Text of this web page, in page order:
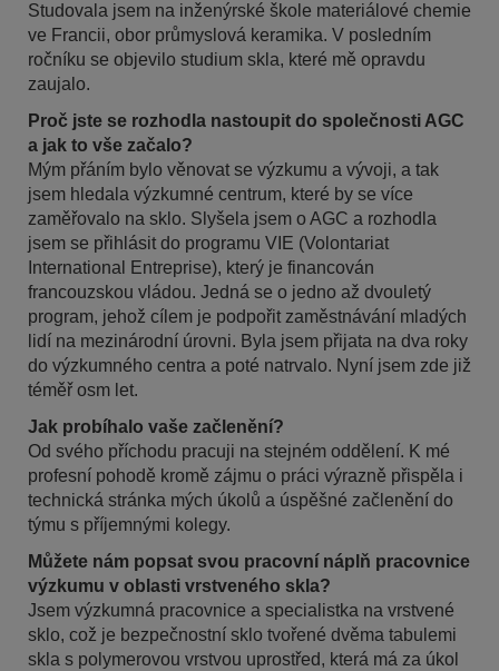
Studovala jsem na inženýrské škole materiálové chemie
ve Francii, obor průmyslová keramika. V posledním
ročníku se objevilo studium skla, které mě opravdu
zaujalo.
Proč jste se rozhodla nastoupit do společnosti AGC
a jak to vše začalo?
Mým přáním bylo věnovat se výzkumu a vývoji, a tak
jsem hledala výzkumné centrum, které by se více
zaměřovalo na sklo. Slyšela jsem o AGC a rozhodla
jsem se přihlásit do programu VIE (Volontariat
International Entreprise), který je financován
francouzskou vládou. Jedná se o jedno až dvouletý
program, jehož cílem je podpořit zaměstnávání mladých
lidí na mezinárodní úrovni. Byla jsem přijata na dva roky
do výzkumného centra a poté natrvalo. Nyní jsem zde již
téměř osm let.
Jak probíhalo vaše začlenění?
Od svého příchodu pracuji na stejném oddělení. K mé
profesní pohodě kromě zájmu o práci výrazně přispěla i
technická stránka mých úkolů a úspěšné začlenění do
týmu s příjemnými kolegy.
Můžete nám popsat svou pracovní náplň pracovnice
výzkumu v oblasti vrstveného skla?
Jsem výzkumná pracovnice a specialistka na vrstvené
sklo, což je bezpečnostní sklo tvořené dvěma tabulemi
skla s polymerovou vrstvou uprostřed, která má za úkol